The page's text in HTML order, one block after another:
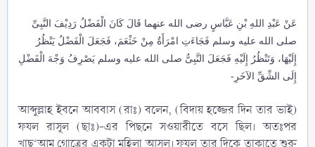
عَنْ عَبْدِ اللهِ بْنِ عَبَّاسٍ رضى الله عنهما قَالَ كَانَ الْفَضْلُ رَدِيْفَ النَّبِىِّ
صلى الله عليه وسلم فَجَاءَتِ امْرَأَةٌ مِنْ خَثْعَمَ، فَجَعَلَ الْفَضْلُ يَنْظُرُ
إِلَيْهَا، وَتَنْظُرُ إِلَيْهِ فَجَعَلَ النَّبِىُّ صلى الله عليه وسلم يَصْرِفُ وَجْهَ الْفَضْلِ
إِلَى الشِّقِّ الآخَرِ-
আব্দুল্লাহ ইবনে আববাস (রাঃ) বলেন, (বিদায় হজ্জের দিন তার ভাই)
ফযল রাসূল (ছাঃ)-এর পিছনে সওয়ারীতে বসে ছিল। অতঃপর